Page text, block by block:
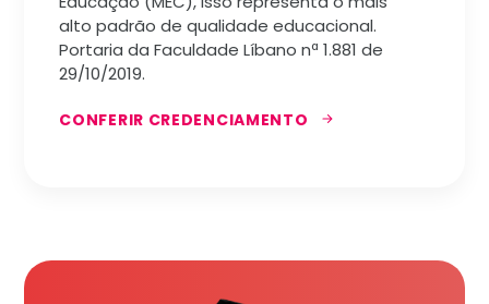
alto padrão de qualidade educacional.
Portaria da Faculdade Líbano nª 1.881 de
29/10/2019.
CONFERIR CREDENCIAMENTO